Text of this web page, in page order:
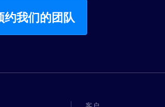
约我们的团队